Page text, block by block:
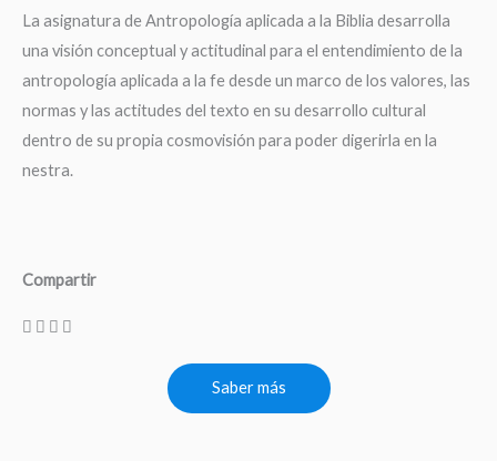
La asignatura de Antropología aplicada a la Biblia desarrolla
una visión conceptual y actitudinal para el entendimiento de la
antropología aplicada a la fe desde un marco de los valores, las
normas y las actitudes del texto en su desarrollo cultural
dentro de su propia cosmovisión para poder digerirla en la
nestra.
Compartir
Saber más